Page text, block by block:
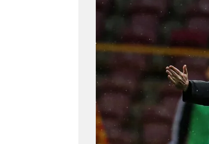
mevzuata uygun olarak